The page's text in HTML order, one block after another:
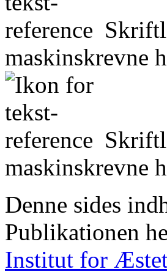
maskinskrevne
maskinskrevne
Denne sides
Publikationen
Institut for